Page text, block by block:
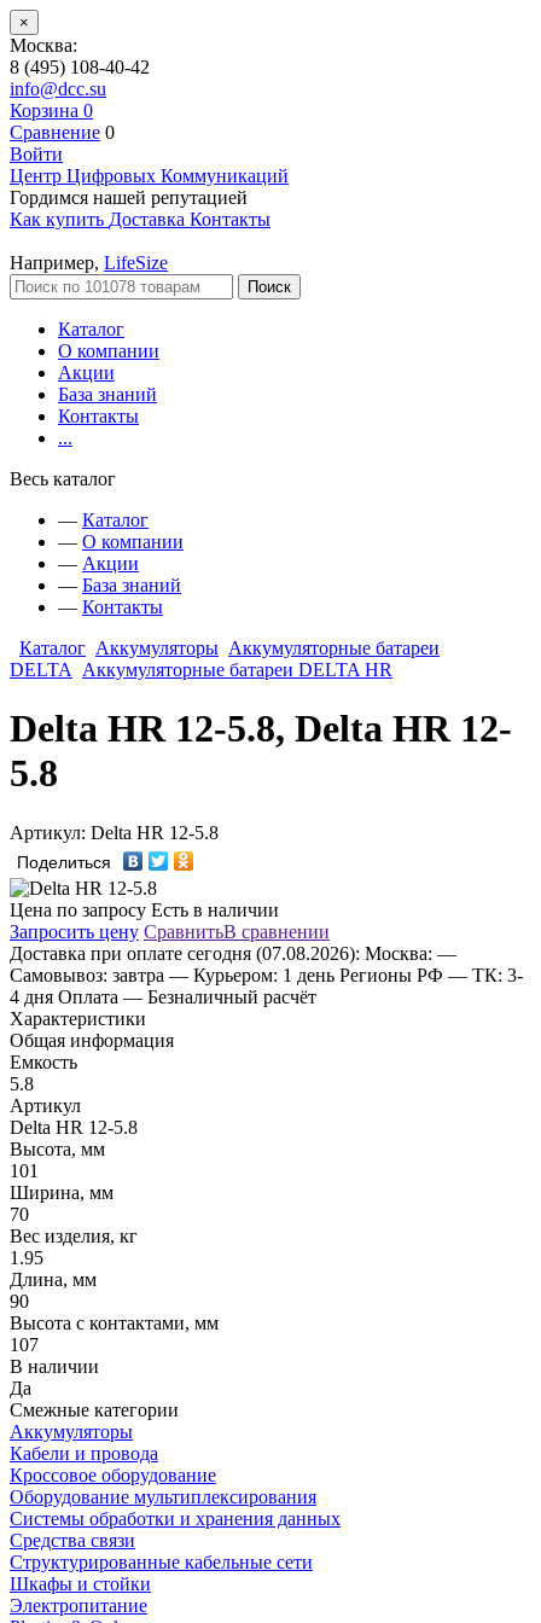
×
Москва:
8 (495) 108-40-42
info@dcc.su
Корзина 0
Сравнение 0
Войти
Центр Цифровых Коммуникаций
Гордимся нашей репутацией
Как купить Доставка Контакты
Например, LifeSize
Поиск
Каталог
О компании
Акции
База знаний
Контакты
...
Весь каталог
— Каталог
— О компании
— Акции
— База знаний
— Контакты
Каталог Аккумуляторы Аккумуляторные батареи
DELTA
Аккумуляторные батареи DELTA HR
Delta HR 12-5.8, Delta HR 12-
5.8
Артикул: Delta HR 12-5.8
Поделиться
Цена по запросу Есть в наличии
Запросить цену СравнитьВ сравнении
Доставка при оплате сегодня (07.08.2026): Москва: —
Самовывоз: завтра — Курьером: 1 день Регионы РФ — ТК: 3-
4 дня Оплата — Безналичный расчёт
Характеристики
Общая информация
Емкость
5.8
Артикул
Delta HR 12-5.8
Высота, мм
101
Ширина, мм
70
Вес изделия, кг
1.95
Длина, мм
90
Высота с контактами, мм
107
В наличии
Да
Смежные категории
Аккумуляторы
Кабели и провода
Кроссовое оборудование
Оборудование мультиплексирования
Системы обработки и хранения данных
Средства связи
Структурированные кабельные сети
Шкафы и стойки
Электропитание